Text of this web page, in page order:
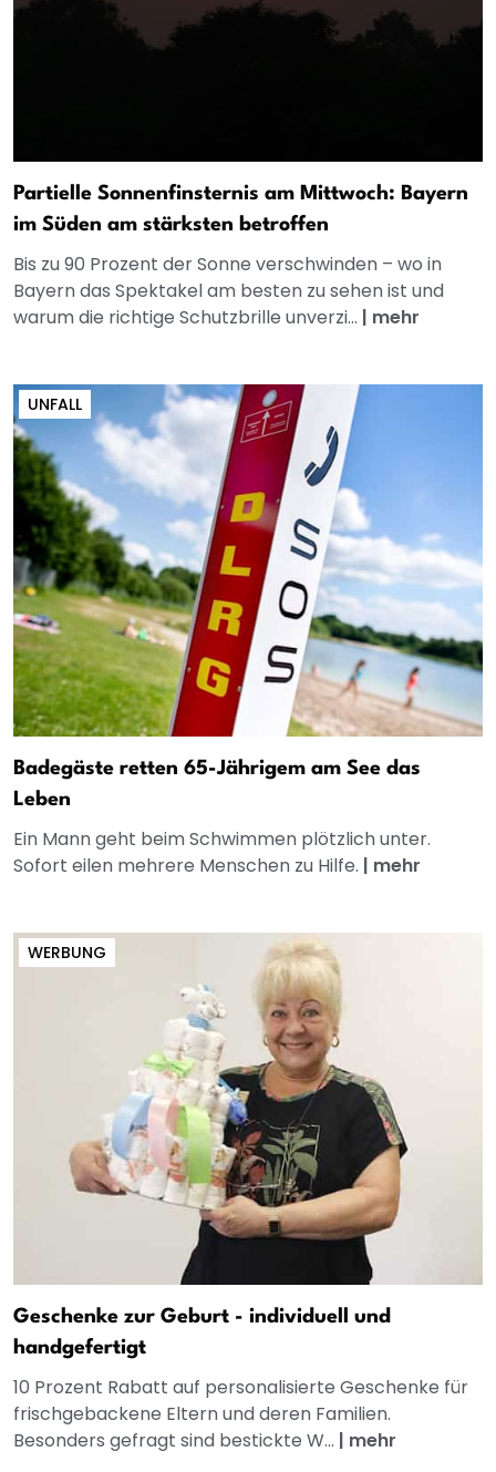
Partielle Sonnenfinsternis am Mittwoch: Bayern
im Süden am stärksten betroffen
Bis zu 90 Prozent der Sonne verschwinden – wo in
Bayern das Spektakel am besten zu sehen ist und
warum die richtige Schutzbrille unverzi... | mehr
UNFALL
Badegäste retten 65-Jährigem am See das
Leben
Ein Mann geht beim Schwimmen plötzlich unter.
Sofort eilen mehrere Menschen zu Hilfe. | mehr
WERBUNG
Geschenke zur Geburt - individuell und
handgefertigt
10 Prozent Rabatt auf personalisierte Geschenke für
frischgebackene Eltern und deren Familien.
Besonders gefragt sind bestickte W... | mehr